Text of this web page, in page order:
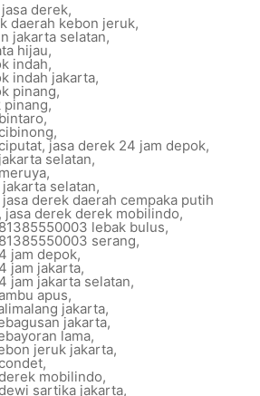
derek,
daerah kebon jeruk,
jakarta selatan,
hijau,
indah,
indah jakarta,
pinang,
pinang,
,
,
,jasa derek 24 jam depok,
selatan,
,
selatan,
jasa derek daerah cempaka putih
,jasa derek derek mobilindo,
lebak bulus,
serang,
jam depok,
jam jakarta,
jam jakarta selatan,
apus,
jakarta,
jakarta,
lama,
jeruk jakarta,
,
mobilindo,
sartika jakarta,